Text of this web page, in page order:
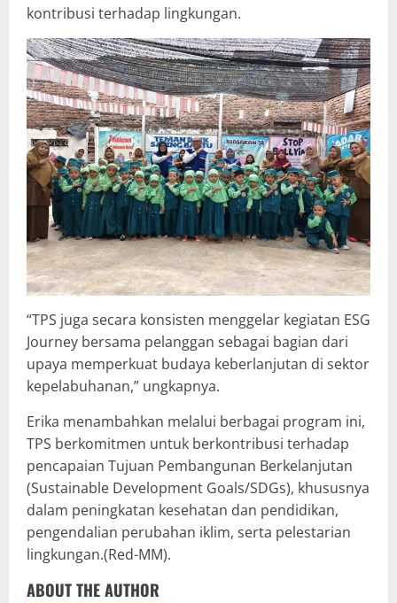
kontribusi terhadap lingkungan.
“TPS juga secara konsisten menggelar kegiatan ESG
Journey bersama pelanggan sebagai bagian dari
upaya memperkuat budaya keberlanjutan di sektor
kepelabuhanan,” ungkapnya.
Erika menambahkan melalui berbagai program ini,
TPS berkomitmen untuk berkontribusi terhadap
pencapaian Tujuan Pembangunan Berkelanjutan
(Sustainable Development Goals/SDGs), khususnya
dalam peningkatan kesehatan dan pendidikan,
pengendalian perubahan iklim, serta pelestarian
lingkungan.(Red-MM).
ABOUT THE AUTHOR